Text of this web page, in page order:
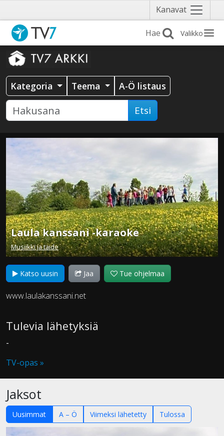
Kanavat Näytä
valikko
Valikko
Kategoria Teema A-Ö listaus
Etsi
Laula kanssani -karaoke
Musiikki ja taide
Katso uusin Jaa Tue ohjelmaa
www.laulakanssani.net
Tulevia lähetyksiä
-
TV-opas »
Jaksot
Uusimmat A – Ö Viimeksi lähetetty Tulossa